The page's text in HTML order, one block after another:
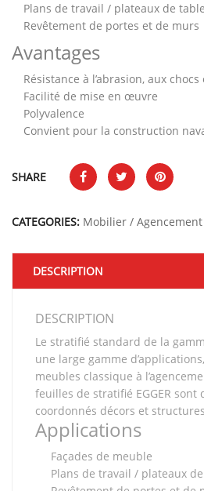
Plans de travail / plateaux de table
Revêtement de portes et de murs
Avantages
Résistance à l’abrasion, aux
Facilité de mise en œuvre
Polyvalence
Convient pour la construction
SHARE
CATEGORIES: Mobilier /
DESCRIPTION
DESCRIPTION
Le stratifié standard de la
une large gamme
meubles classique à
feuilles de stratifié EGGER sont
coordonnés décors et
Applications
Façades de meuble
Plans de travail / plateaux